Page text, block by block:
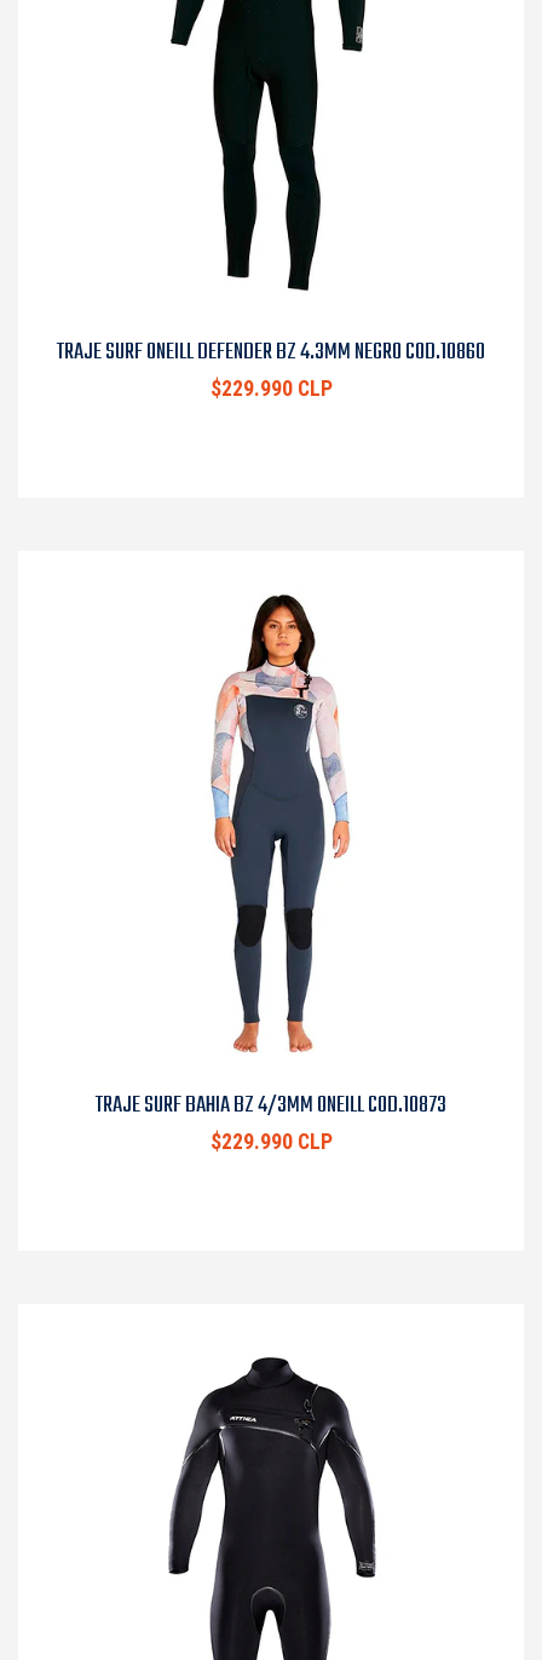
TRAJE SURF ONEILL DEFENDER BZ 4.3MM NEGRO COD.10860
$229.990 CLP
TRAJE SURF BAHIA BZ 4/3MM ONEILL COD.10873
$229.990 CLP